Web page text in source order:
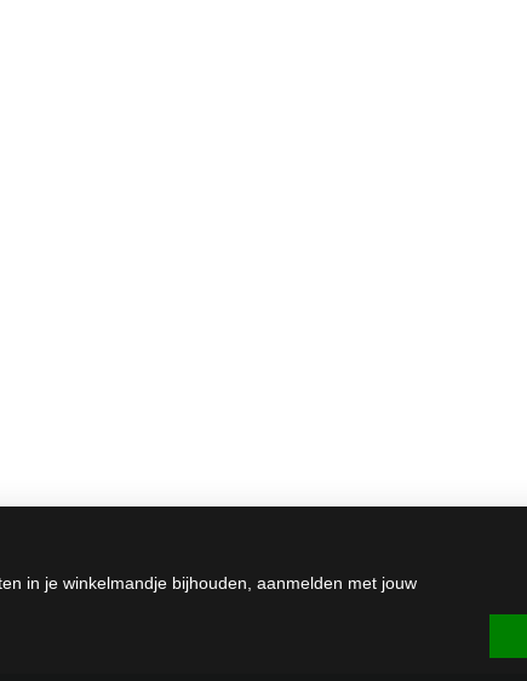
in je winkelmandje bijhouden, aanmelden met jouw